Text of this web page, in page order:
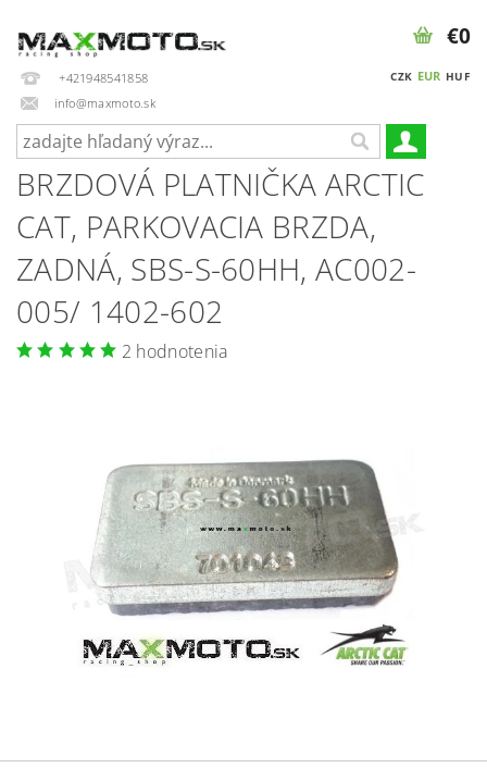
+421948541858
info@maxmoto.sk
CZK EUR HUF
€0
BRZDOVÁ PLATNIČKA ARCTIC
CAT, PARKOVACIA BRZDA,
ZADNÁ, SBS-S-60HH, AC002-
005/ 1402-602
2 hodnotenia